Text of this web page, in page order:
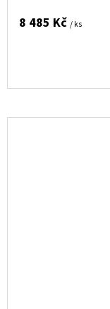
8 485 Kč / ks